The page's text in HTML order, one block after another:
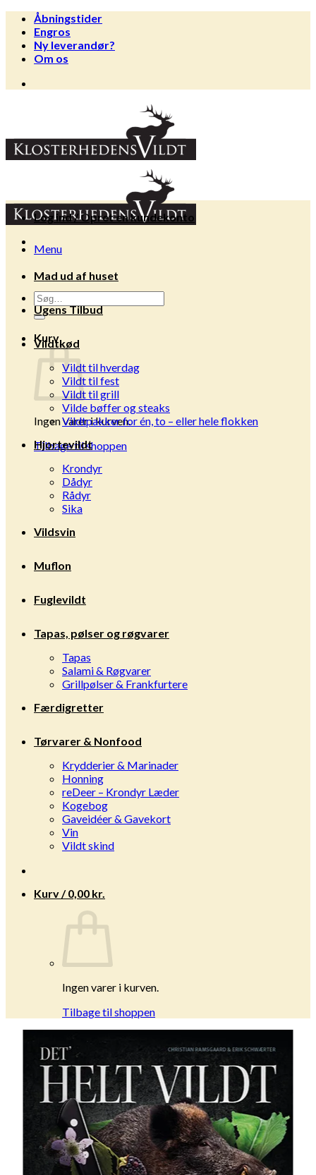
Fortsæt
indhold
Åbningstider
Engros
Ny leverandør?
Om os
Menu
Søg
efter:
Kurv
Ingen varer i kurven.
Tilbage til shoppen
Log ind / Opret en kundekonto
Mad ud af huset
Ugens Tilbud
Vildtkød
Vildt til hverdag
Vildt til fest
Vildt til grill
Vilde bøffer og steaks
Vildtpakker for én, to – eller hele flokken
Hjortevildt
Krondyr
Dådyr
Rådyr
Sika
Vildsvin
Muflon
Fuglevildt
Tapas, pølser og røgvarer
Tapas
Salami & Røgvarer
Grillpølser & Frankfurtere
Færdigretter
Tørvarer & Nonfood
Krydderier & Marinader
Honning
reDeer – Krondyr Læder
Kogebog
Gaveidéer & Gavekort
Vin
Vildt skind
Kurv /0,00 kr.
Ingen varer i kurven.
Tilbage til shoppen